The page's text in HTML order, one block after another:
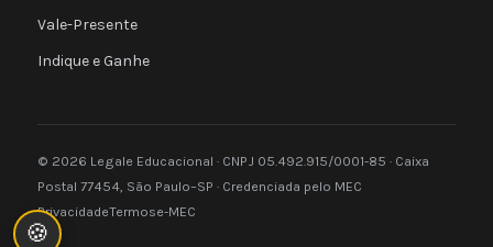
Vale-Presente
Indique e Ganhe
© 2026 Legale Educacional · CNPJ 05.492.915/0001-85 · Caixa
Postal 77454, São Paulo–SP · Credenciada pelo MEC
PrivacidadeTermose-MEC
🍪